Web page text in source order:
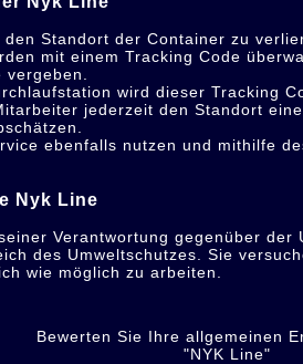
Standort der Container zu
mit einem Tracking Code
wird dieser Tracking
jederzeit den Standort
ebenfalls nutzen und mithilfe
Nyk Line
Verantwortung gegenüber der
des Umweltschutzes. Sie
wie möglich zu arbeiten.
Bewerten Sie Ihre allgemeinen
"NYK Line"